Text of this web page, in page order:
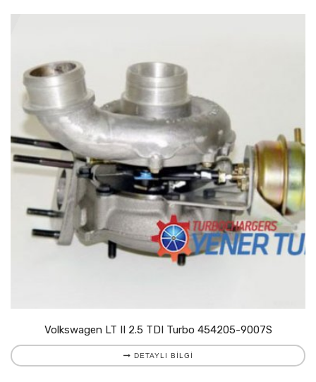
Volkswagen LT II 2.5 TDI Turbo 454205-9007S
DETAYLI BILGI